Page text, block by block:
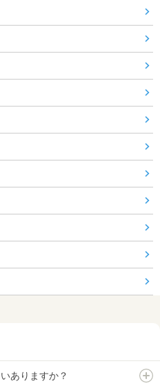
ありますか？